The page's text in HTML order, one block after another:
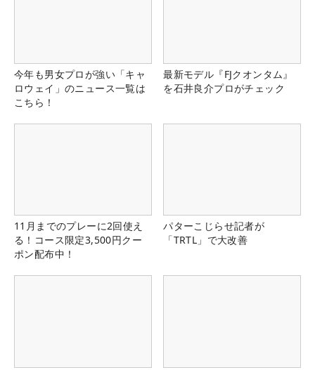
今年も男女プロが強い「キャ
ロウェイ」のニュース一覧は
こちら！
最新モデル『FJクオンタム』
を石井良介プロがチェック
11月までのプレーに2回使え
る！コース限定3,500円クー
ポン配布中！
パターこじらせ記者が
「TRTL」で大改善